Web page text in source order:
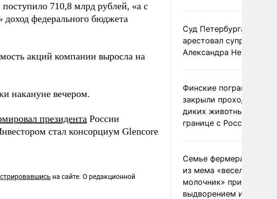
710,8 млрд рублей, «а с
федерального бюджета
акций компании выросла на
накануне вечером.
президента России
стал консорциум Glencore
на сайте. О редакционной
Суд Петербурга заочно
арестовал супругу
Александра Невзорова
Финские пограничники
закрыли проходы для
диких животных на
границе с Россией
Семье фермера
из мема «веселый
молочник» пригрозили
выдворением из